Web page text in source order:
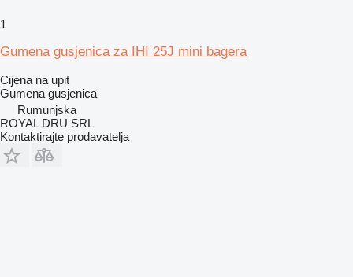
1
Gumena gusjenica za IHI 25J mini bagera
Cijena na upit
Gumena gusjenica
Rumunjska
ROYAL DRU SRL
Kontaktirajte prodavatelja